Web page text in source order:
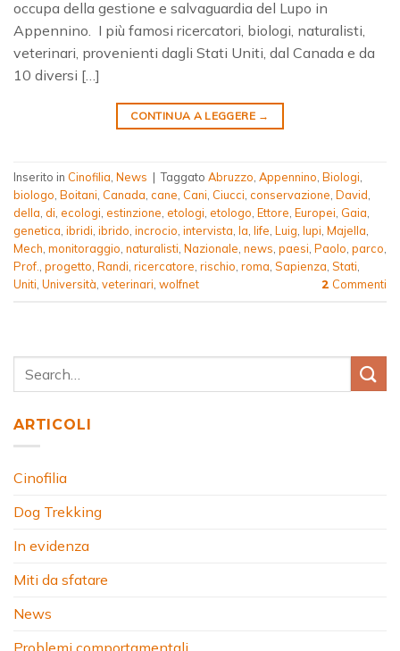
occupa della gestione e salvaguardia del Lupo in
Appennino. I più famosi ricercatori, biologi, naturalisti,
veterinari, provenienti dagli Stati Uniti, dal Canada e da
10 diversi […]
CONTINUA A LEGGERE →
Inserito in Cinofilia News | Taggato Abruzzo Appennino Biologi
biologo Boitani Canada cane Cani Ciucci conservazione David
della di ecologi estinzione etologi etologo Ettore Europei Gaia
genetica ibridi ibrido incrocio intervista la life Luig lupi Majella
Mech monitoraggio naturalisti Nazionale news paesi Paolo parco
Prof. progetto Randi ricercatore rischio roma Sapienza Stati
Uniti Università veterinari wolfnet 2 Commenti
ARTICOLI
Cinofilia
Dog Trekking
In evidenza
Miti da sfatare
News